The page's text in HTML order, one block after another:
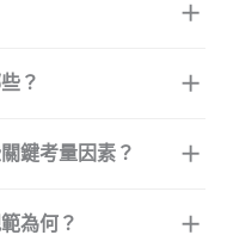
？
鍵考量因素？
為何？